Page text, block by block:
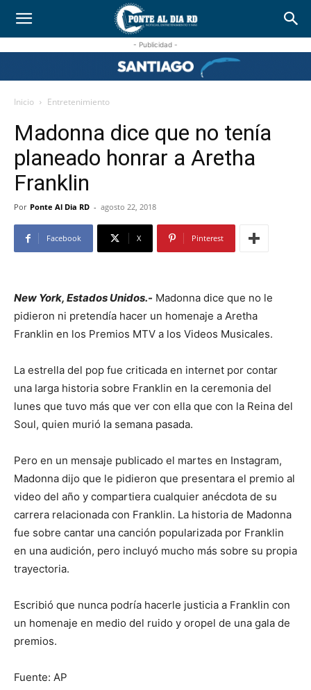
- Publicidad -
Inicio Entretenimiento
Madonna dice que no tenía
planeado honrar a Aretha
Franklin
Por Ponte Al Dia RD - agosto 22, 2018
Facebook X Pinterest
New York, Estados Unidos.- Madonna dice que no le
pidieron ni pretendía hacer un homenaje a Aretha
Franklin en los Premios MTV a los Videos Musicales.
La estrella del pop fue criticada en internet por contar
una larga historia sobre Franklin en la ceremonia del
lunes que tuvo más que ver con ella que con la Reina del
Soul, quien murió la semana pasada.
Pero en un mensaje publicado el martes en Instagram,
Madonna dijo que le pidieron que presentara el premio al
video del año y compartiera cualquier anécdota de su
carrera relacionada con Franklin. La historia de Madonna
fue sobre cantar una canción popularizada por Franklin
en una audición, pero incluyó mucho más sobre su propia
trayectoria.
Escribió que nunca podría hacerle justicia a Franklin con
un homenaje en medio del ruido y oropel de una gala de
premios.
Fuente: AP